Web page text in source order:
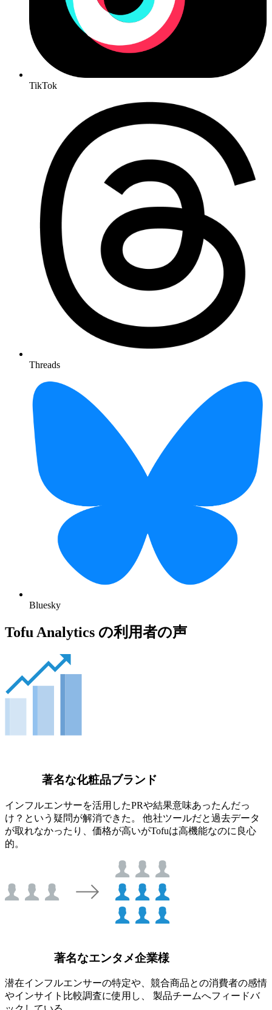
TikTok
Threads
Bluesky
Tofu Analytics の利用者の声
著名な化粧品ブランド
インフルエンサーを活用したPRや結果意味あったんだっ
け？という疑問が解消できた。 他社ツールだと過去データ
が取れなかったり、価格が高いがTofuは高機能なのに良心
的。
著名なエンタメ企業様
潜在インフルエンサーの特定や、競合商品との消費者の感情
やインサイト比較調査に使用し、 製品チームへフィードバ